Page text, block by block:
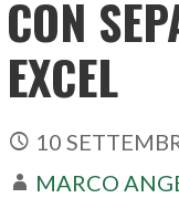
CON
EXCEL
10
MARCO